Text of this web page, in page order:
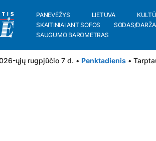
PANEVĖŽYS LIETUVA
SKAITINIAI ANT SOFOS
SODAS/
SAUGUMO BAROMETRAS
ųjų rugpjūčio 7 d. • Penktadienis •